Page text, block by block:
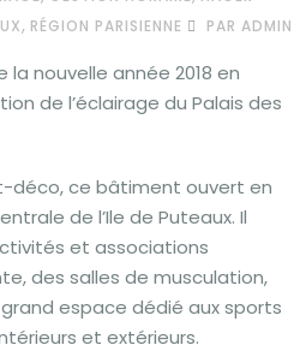
, RÉGION PARISIENNE PAR ADMIN
la nouvelle année 2018 en
de l’éclairage du Palais des
déco, ce bâtiment ouvert en
de l’Ile de Puteaux. Il
et associations
des salles de musculation,
espace dédié aux sports
et extérieurs.